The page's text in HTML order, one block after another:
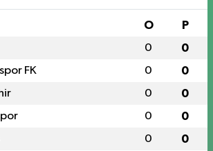
O P
0 0
FK 0 0
0 0
0 0
0 0